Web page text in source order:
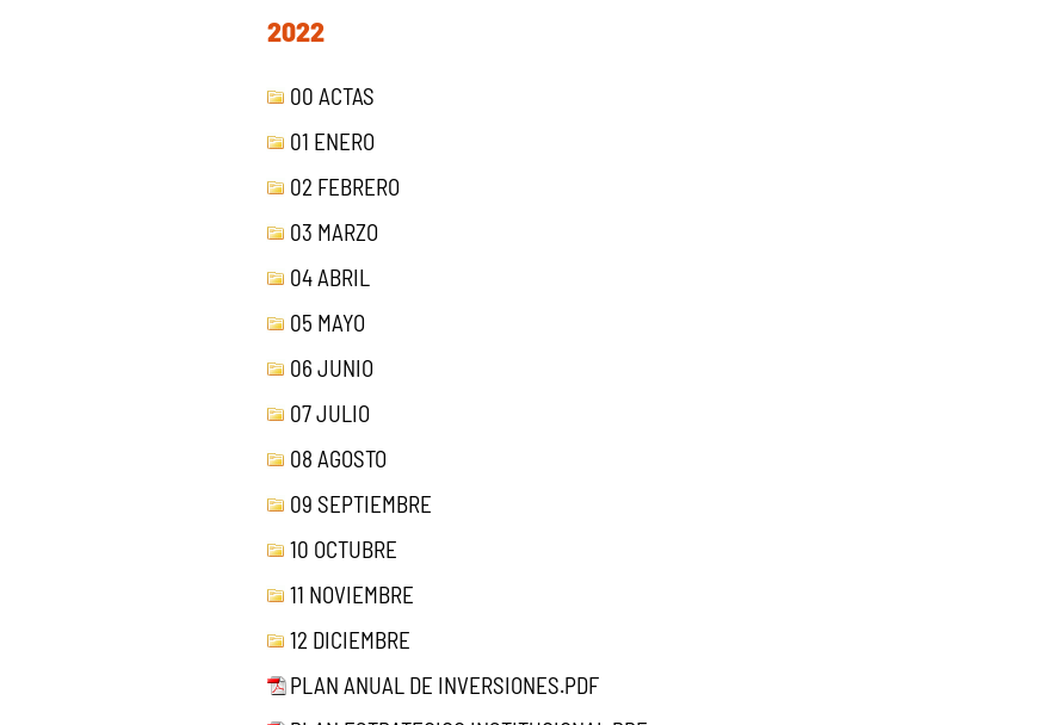
2022
00 ACTAS
01 ENERO
02 FEBRERO
03 MARZO
04 ABRIL
05 MAYO
06 JUNIO
07 JULIO
08 AGOSTO
09 SEPTIEMBRE
10 OCTUBRE
11 NOVIEMBRE
12 DICIEMBRE
PLAN ANUAL DE INVERSIONES.PDF